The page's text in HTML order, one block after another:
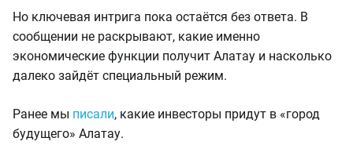
Но ключевая интрига пока остаётся без ответа. В
сообщении не раскрывают, какие именно
экономические функции получит Алатау и насколько
далеко зайдёт специальный режим.
Ранее мы писали, какие инвесторы придут в «город
будущего» Алатау.